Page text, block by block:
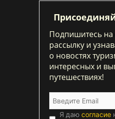
Подпишитесь на
рассылку и
о новостях
интересных и
путешествиях!
Я даю согласие